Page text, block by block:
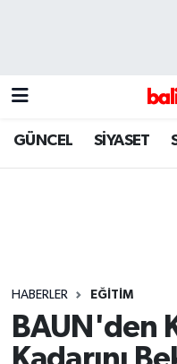
GÜNCEL SİYASET
HABERLER EĞİTİM
BAUN'den